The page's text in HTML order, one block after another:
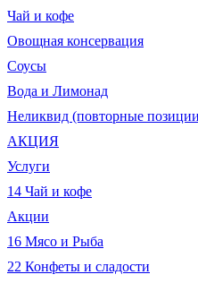
Чай и кофе
Овощная консервация
Соусы
Вода и Лимонад
Неликвид (повторные
АКЦИЯ
Услуги
14 Чай и кофе
Акции
16 Мясо и Рыба
22 Конфеты и сладости